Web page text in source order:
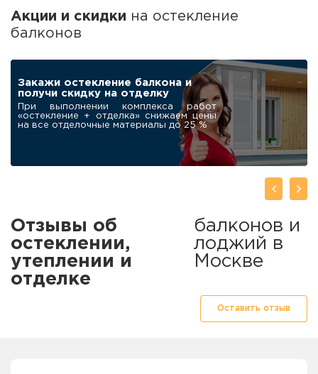
Акции и скидки на остекление
балконов
Робот-мойщик для
окон в подарокнашим клиентам
При заказе остекления балкона под
ключ дарим современный
автоматический мойщик окон
ПОДАРОК
Отзывы об
остеклении,
утеплении и
отделке
балконов и
лоджий в
Москве
Оставить отзыв